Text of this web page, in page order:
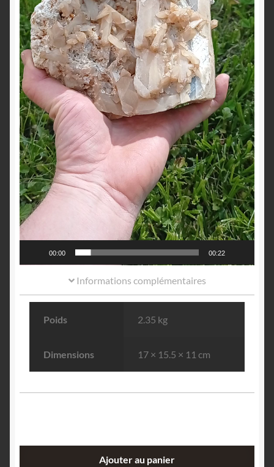
00:00 00:22
Informations complémentaires
Poids 2.35 kg
Dimensions 17 × 15.5 × 11 cm
Ajouter au panier